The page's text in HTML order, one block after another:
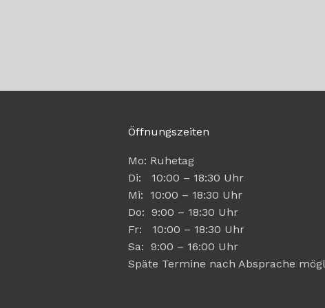
Öffnungszeiten
Mo: Ruhetag
Di: 10:00 – 18:30 Uhr
Mi: 10:00 – 18:30 Uhr
Do: 9:00 – 18:30 Uhr
Fr: 10:00 – 18:30 Uhr
Sa: 9:00 – 16:00 Uhr
Späte Termine nach Absprache